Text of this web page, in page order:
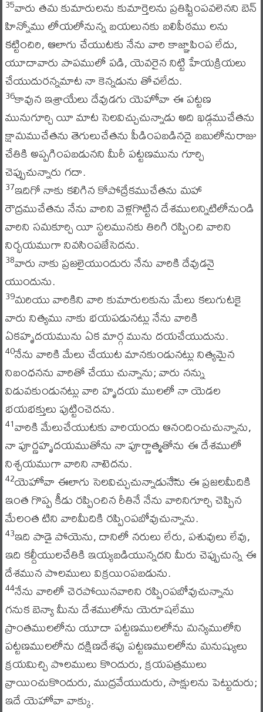
35వారు తమ కుమారులను కుమార్తెలను ప్రతిష్టింపవలెనని బెన్‌
హిన్నోము లోయలోనున్న బయలునకు బలిపీఠము లను
కట్టించిరి, ఆలాగు చేయుటకు నేను వారి కాజ్ఞాపింప లేదు,
యూదావారు పాపములో పడి, యెవరైన నిట్టి హేయక్రియలు
చేయుదురన్నమాట నా కెన్నడును తోచలేదు.
36కావున ఇశ్రాయేలు దేవుడగు యెహోవా ఈ పట్టణ
మునుగూర్చి యీ మాట సెలవిచ్చుచున్నాడు అది ఖడ్గముచేతను
క్షామముచేతను తెగులుచేతను పీడింపబడినదై బబులోనురాజు
చేతికి అప్పగింపబడునని మీరీ పట్టణమును గూర్చి
చెప్పుచున్నారు గదా.
37ఇదిగో నాకు కలిగిన కోపోద్రేకముచేతను మహా
రౌద్రముచేతను నేను వారిని వెళ్లగొట్టిన దేశములన్నిటిలోనుండి
వారిని సమకూర్చి యీ స్థలమునకు తిరిగి రప్పించి వారిని
నిర్భయముగా నివసింపజేసెదను.
38వారు నాకు ప్రజలైయుందురు నేను వారికి దేవుడనై
యుందును.
39మరియు వారికిని వారి కుమారులకును మేలు కలుగుటకై
వారు నిత్యము నాకు భయపడునట్లు నేను వారికి
ఏకహృదయమును ఏక మార్గ మును దయచేయుదును.
40నేను వారికి మేలు చేయుట మానకుండునట్లు నిత్యమైన
నిబంధనను వారితో చేయు చున్నాను; వారు నన్ను
విడువకుండునట్లు వారి హృదయ ములలో నా యెడల
భయభక్తులు పుట్టించెదను.
41వారికి మేలుచేయుటకు వారియందు ఆనందించుచున్నాను,
నా పూర్ణహృదయముతోను నా పూర్ణాత్మతోను ఈ దేశములో
నిశ్చయముగా వారిని నాటెదను.
42యెహోవా ఈలాగు సెలవిచ్చుచున్నాడునేెెను ఈ ప్రజలమీదికి
ఇంత గొప్ప కీడు రప్పించిన రీతినే నేను వారినిగూర్చి చెప్పిన
మేలంత టిని వారిమీదికి రప్పింపబోవుచున్నాను.
43ఇది పాడై పోయెను, దానిలో నరులు లేరు, పశువులు లేవు,
ఇది కల్దీయులచేతికి ఇయ్యబడియున్నదని మీరు చెప్పుచున్న ఈ
దేశమున పొలములు విక్రయింపబడును.
44నేను వారిలో చెరపోయినవారిని రప్పింపబోవుచున్నాను
గనుక బెన్యా మీను దేశములోను యెరూషలేము
ప్రాంతములలోను యూదా పట్టణములలోను మన్యములోని
పట్టణములలోను దక్షిణదేశపు పట్టణములలోను మనుష్యులు
క్రయమిచ్చి పొలములు కొందురు, క్రయపత్రములు
వ్రాయించుకొందురు, ముద్రవేయుదురు, సాక్షులను పెట్టుదురు;
ఇదే యెహోవా వాక్కు.